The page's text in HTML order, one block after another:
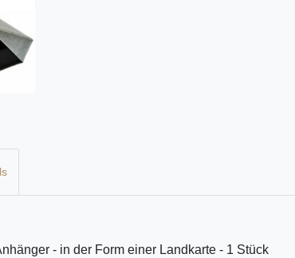
- in der Form einer Landkarte - 1 Stück